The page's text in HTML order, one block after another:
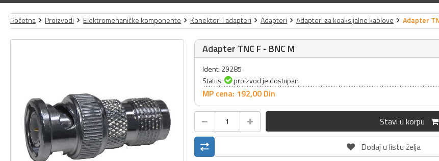
Početna Proizvodi Elektromehaničke komponente Konektori i adapteri Adapteri Adapteri za koaksijalne kablove Adapter
Adapter TNC F - BNC M
Ident: 29285
Status:
proizvod je dostupan
MP cena: 192,00 Din
Stavi u korpu
Dodaj u listu želja